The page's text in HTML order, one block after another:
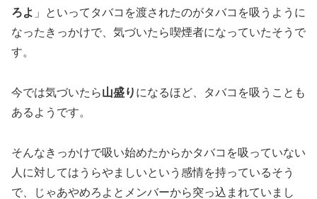
ろよ 」といってタバコを渡されたのがタバコを吸うように
なったきっかけで、 気づいたら喫煙者になっていたそうで
す。
今では気づいたら山盛り になるほど 、タバコを吸うことも
あるようです。
そんなきっかけで吸い始めたからかタバコを吸っていない
人に対してはうらやましいという感情を持っているそう
で、じゃあやめろよとメンバーから突っ込まれていまし